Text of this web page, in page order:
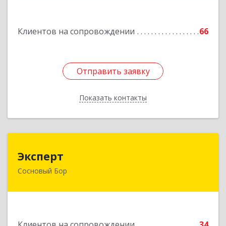
Клиентов на сопровождении 66
Отправить заявку
Показать контакты
Отправить заявку
Назад
Эксперт
Сосновый Бор
188544, Ленинградская обл, Сосновый Бор г, 50